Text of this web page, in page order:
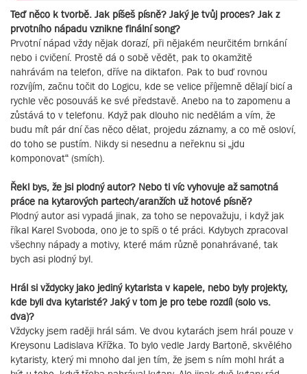
Teď něco k tvorbě. Jak píšeš písně? Jaký je tvůj proces? Jak z
prvotního nápadu vznikne finální song?
Prvotní nápad vždy nějak dorazí, při nějakém neurčitém brnkání
nebo i cvičení. Prostě dá o sobě vědět, pak to okamžitě
nahrávám na telefon, dříve na diktafon. Pak to buď rovnou
rozvíjím, začnu točit do Logicu, kde se velice příjemně dělají bicí a
rychle věc posouváš ke své představě. Anebo na to zapomenu a
zůstává to v telefonu. Když pak dlouho nic nedělám a vím, že
budu mít pár dní čas něco dělat, projedu záznamy, a co mě osloví,
do toho se pustím. Nikdy si nesednu a neřeknu si „jdu
komponovat“ (smích).
Řekl bys, že jsi plodný autor? Nebo ti víc vyhovuje až samotná
práce na kytarových partech/aranžích už hotové písně?
Plodný autor asi vypadá jinak, za toho se nepovažuju, i když jak
říkal Karel Svoboda, ono je to spíš o té práci. Kdybych zpracoval
všechny nápady a motivy, které mám různě ponahrávané, tak
bych asi plodný byl.
Hrál si vždycky jako jediný kytarista v kapele, nebo byly projekty,
kde byli dva kytaristé? Jaký v tom je pro tebe rozdíl (solo vs.
dva)?
Vždycky jsem raději hrál sám. Ve dvou kytarách jsem hrál pouze v
Kreysonu Ladislava Křížka. To bylo vedle Jardy Bartoně, skvělého
kytaristy, který mi mnoho dal jen tím, že jsem s ním mohl hrát a